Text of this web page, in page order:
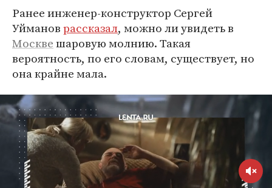
Ранее инженер-конструктор Сергей
Уймановрассказал, можно ли увидеть в
Москвешаровую молнию. Такая
вероятность, по его словам, существует, но
она крайне мала.